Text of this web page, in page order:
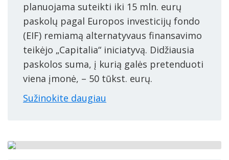
planuojama suteikti iki 15 mln. eurų
paskolų pagal Europos investicijų fondo
(EIF) remiamą alternatyvaus finansavimo
teikėjo „Capitalia“ iniciatyvą. Didžiausia
paskolos suma, į kurią galės pretenduoti
viena įmonė, – 50 tūkst. eurų.
Sužinokite daugiau